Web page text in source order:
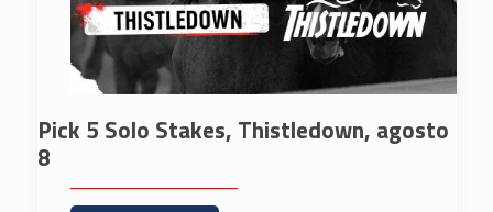
Pick 5 Solo Stakes, Thistledown, agosto
8